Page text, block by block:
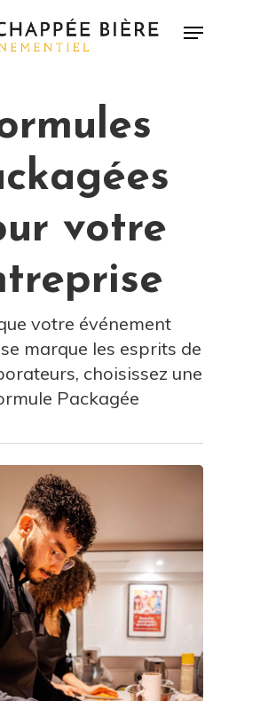
Menu
votre
votre événement
marque les esprits de
choisissez une
Packagée